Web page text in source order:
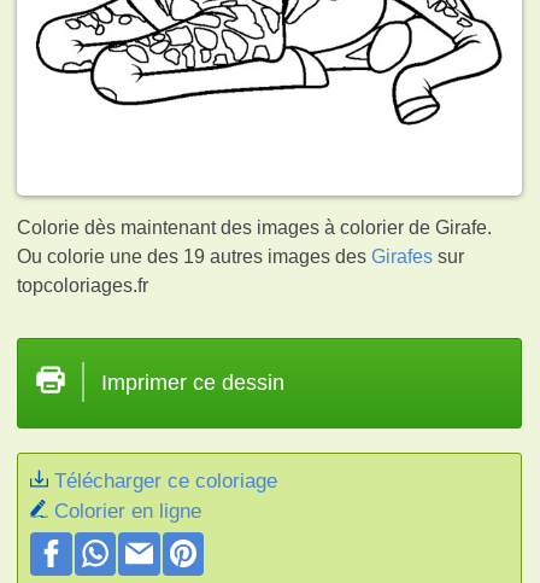
Colorie dès maintenant des images à colorier de Girafe.
Ou colorie une des 19 autres images desGirafes sur
topcoloriages.fr
Imprimer ce dessin
Télécharger ce coloriage
Colorier en ligne